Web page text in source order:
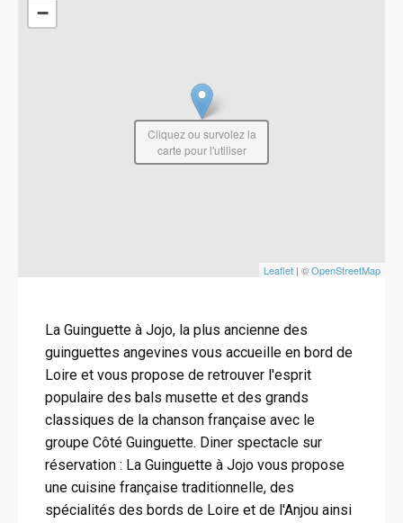
−
Leaflet | ©OpenStreetMap
Cliquez ou survolez la
carte pour l'utiliser
La Guinguette à Jojo, la plus ancienne des
guinguettes angevines vous accueille en bord de
Loire et vous propose de retrouver l'esprit
populaire des bals musette et des grands
classiques de la chanson française avec le
groupe Côté Guinguette. Diner spectacle sur
réservation : La Guinguette à Jojo vous propose
une cuisine française traditionnelle, des
spécialités des bords de Loire et de l'Anjou ainsi